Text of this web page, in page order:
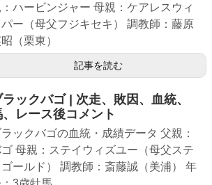
ハービンジャー 母親：ケアレスウィ
パー（母父フジキセキ） 調教師：藤原
（栗東）
記事を読む
ラックバゴ | 次走、敗因、血統、
、レース後コメント
ックバゴの血統・成績データ 父親：
母親：ステイウィズユー（母父ステ
ゴールド） 調教師：斎藤誠（美浦） 年